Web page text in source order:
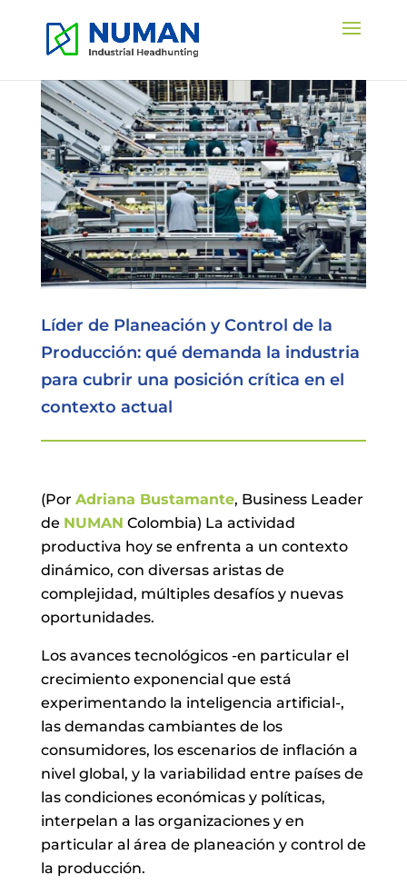
Líder de Planeación y Control de la
Producción: qué demanda la industria
para cubrir una posición crítica en el
contexto actual
(Por Adriana Bustamante, Business Leader
de NUMAN Colombia) La actividad
productiva hoy se enfrenta a un contexto
dinámico, con diversas aristas de
complejidad, múltiples desafíos y nuevas
oportunidades.
Los avances tecnológicos -en particular el
crecimiento exponencial que está
experimentando la inteligencia artificial-,
las demandas cambiantes de los
consumidores, los escenarios de inflación a
nivel global, y la variabilidad entre países de
las condiciones económicas y políticas,
interpelan a las organizaciones y en
particular al área de planeación y control de
la producción.